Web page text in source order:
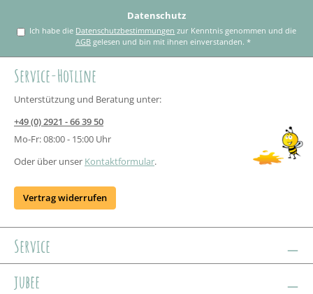
Datenschutz
Ich habe die Datenschutzbestimmungen
AGB gelesen und bin mit ihnen einverstanden.*
Service-Hotline
Unterstützung und Beratung unter:
+49 (0) 2921 - 66 39 50
Mo-Fr: 08:00 - 15:00 Uhr
Oder über unser Kontaktformular.
Vertrag widerrufen
Service
jubee